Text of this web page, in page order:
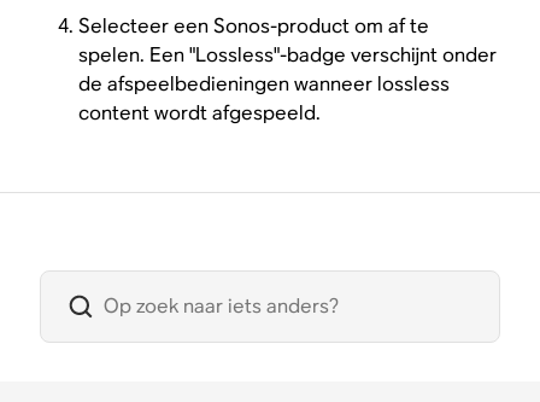
Selecteer een Sonos-product om af te
spelen. Een "Lossless"-badge verschijnt onder
de afspeelbedieningen wanneer lossless
content wordt afgespeeld.